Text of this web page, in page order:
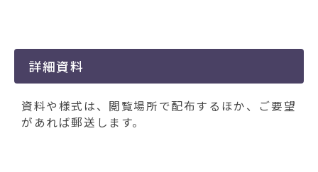
詳細資料
資料や様式は、閲覧場所で配布するほか、ご要望
があれば郵送します。